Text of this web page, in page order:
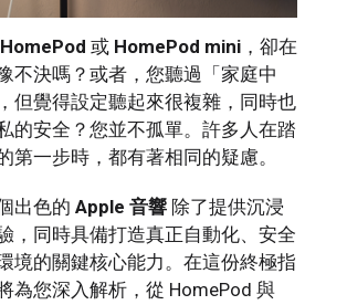
HomePod 或 HomePod mini ，卻在
不決嗎？或者，您聽過「家庭中
但覺得設定聽起來很複雜，同時也
的安全？您並不孤單。許多人在踏
第一步時，都有著相同的疑慮。
出色的 Apple 音響 除了提供沉浸
，同時具備打造真正自動化、安全
境的關鍵核心能力。在這份終極指
為您深入解析，從 HomePod 與